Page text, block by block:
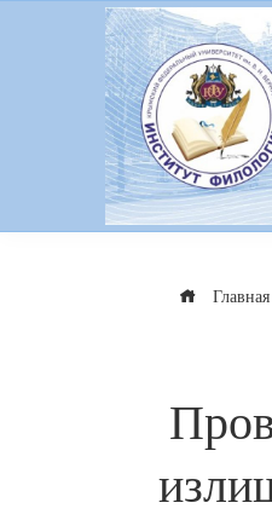
Главная